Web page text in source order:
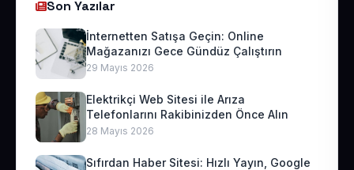
Son Yazılar
İnternetten Satışa Geçin: Online
Mağazanızı Gece Gündüz Çalıştırın
29 Mayıs 2026
Elektrikçi Web Sitesi ile Arıza
Telefonlarını Rakibinizden Önce Alın
28 Mayıs 2026
Sıfırdan Haber Sitesi: Hızlı Yayın, Google